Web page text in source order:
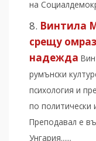
на
Винтила
срещу
надежда
румънски
психология и
по политически
Преподавал е
Унгария......